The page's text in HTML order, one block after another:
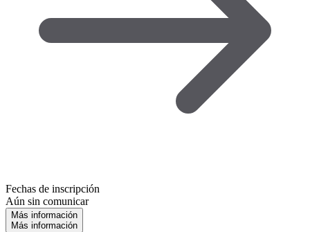
Fechas de inscripción
Aún sin comunicar
Más información
Más información